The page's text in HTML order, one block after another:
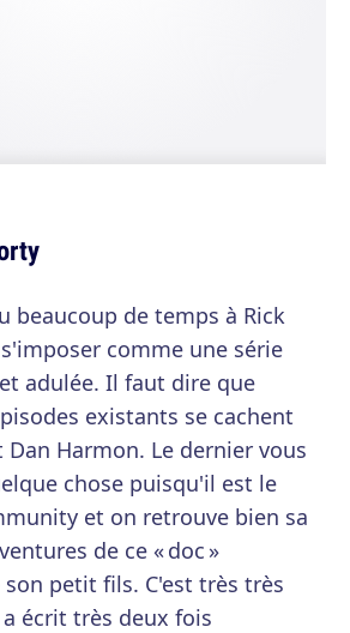
beaucoup de temps à Rick
comme une série
adulée. Il faut dire que
existants se cachent
Dan Harmon. Le dernier vous
chose puisqu'il est le
et on retrouve bien sa
de ce « doc »
petit fils. C'est très très
écrit très deux fois